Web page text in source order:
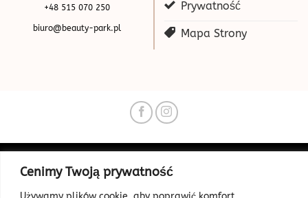
Cenimy Twoją prywatność
+48 515 070 250
biuro@beauty-park.pl
Prywatność
Mapa Strony
Web Design